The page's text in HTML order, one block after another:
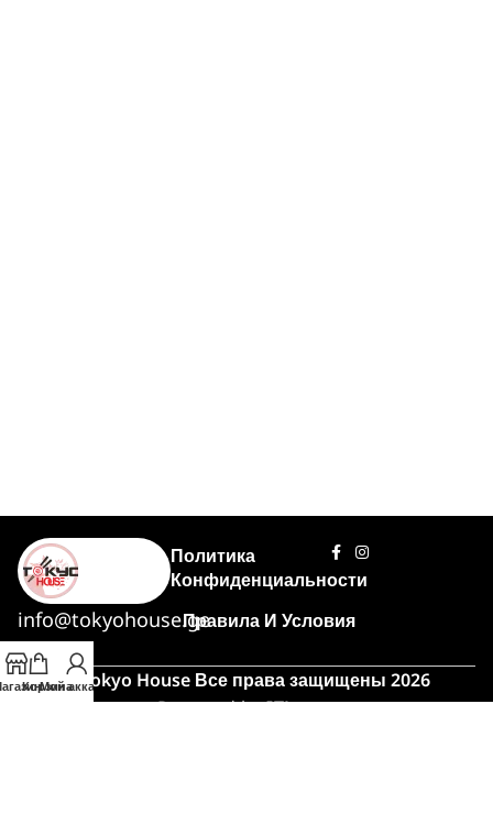
info@tokyohouse.ge
Политика
Конфиденциальности
Правила И Условия
© Tokyo House Все права защищены 2026
Powered byITLover
Корзина
Мой аккаунт